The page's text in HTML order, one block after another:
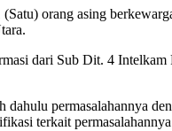
orang asing
dari Sub Dit. 4
permasalahannya
terkait